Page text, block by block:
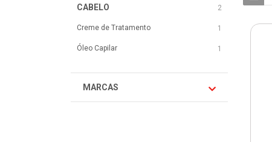
CABELO 2
Creme de Tratamento 1
Óleo Capilar 1
MARCAS